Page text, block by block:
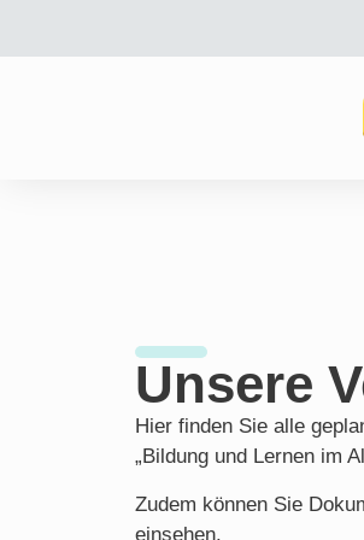
Unsere
Hier finden Sie alle
„Bildung und Lernen im
Zudem können Sie
einsehen.